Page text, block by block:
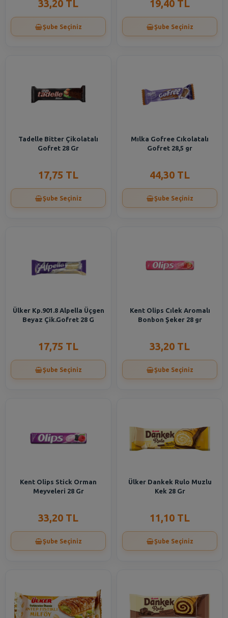
33,20 TL
Şube Seçiniz
19,40 TL
Şube Seçiniz
Tadelle Bitter Çikolatalı
Gofret 28 Gr
17,75 TL
Şube Seçiniz
Mılka Gofree Cıkolatalı
Gofret 28,5 gr
44,30 TL
Şube Seçiniz
Ülker Kp.901.8 Alpella Üçgen
Beyaz Çik.Gofret 28 G
17,75 TL
Şube Seçiniz
Kent Olips Cılek Aromalı
Bonbon Şeker 28 gr
33,20 TL
Şube Seçiniz
Kent Olips Stick Orman
Meyveleri 28 Gr
33,20 TL
Şube Seçiniz
Ülker Dankek Rulo Muzlu
Kek 28 Gr
11,10 TL
Şube Seçiniz